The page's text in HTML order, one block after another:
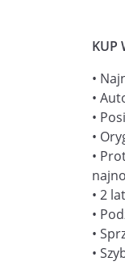
KUP
•
•
•
•
•
• 2
•
•
•